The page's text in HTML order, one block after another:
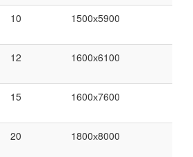
10 1500х5900
12 1600х6100
15 1600х7600
20 1800х8000